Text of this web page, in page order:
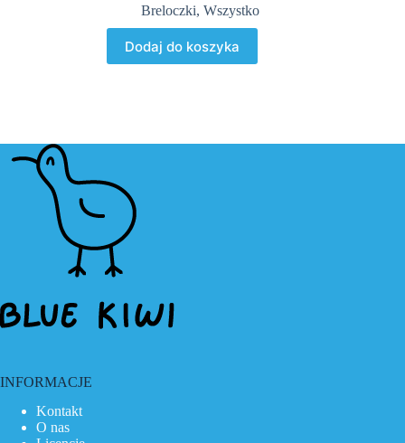
Breloczki,Wszystko
Dodaj do koszyka
INFORMACJE
Kontakt
O nas